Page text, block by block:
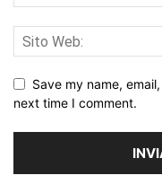
Save my name,
next time I comment.